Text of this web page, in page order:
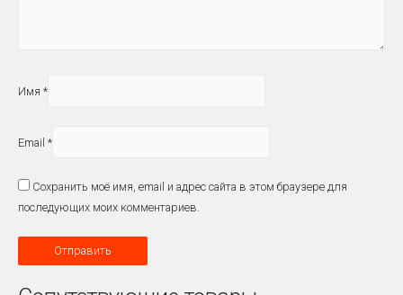
Имя *
Email *
Сохранить моё имя, email и адрес сайта в этом браузере для
последующих моих комментариев.